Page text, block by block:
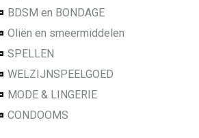
BDSM en BONDAGE
Oliën en smeermiddelen
SPELLEN
WELZIJNSPEELGOED
MODE & LINGERIE
CONDOOMS